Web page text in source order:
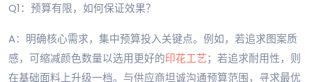
Q1：预算有限，如何保证效果？
A：明确核心需求，集中预算投入关键点。例如，若追求图案质
感，可缩减颜色数量以选用更好的印花工艺；若追求耐用性，则
在基础面料上升级一档。与供应商坦诚沟通预算范围，寻求最优